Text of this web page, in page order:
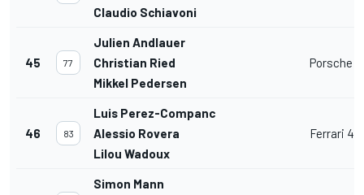
Claudio Schiavoni
45 77
Julien Andlauer
Christian Ried
Mikkel Pedersen
Porsche
46 83
Luis Perez-Companc
Alessio Rovera
Lilou Wadoux
Ferrari
Simon Mann